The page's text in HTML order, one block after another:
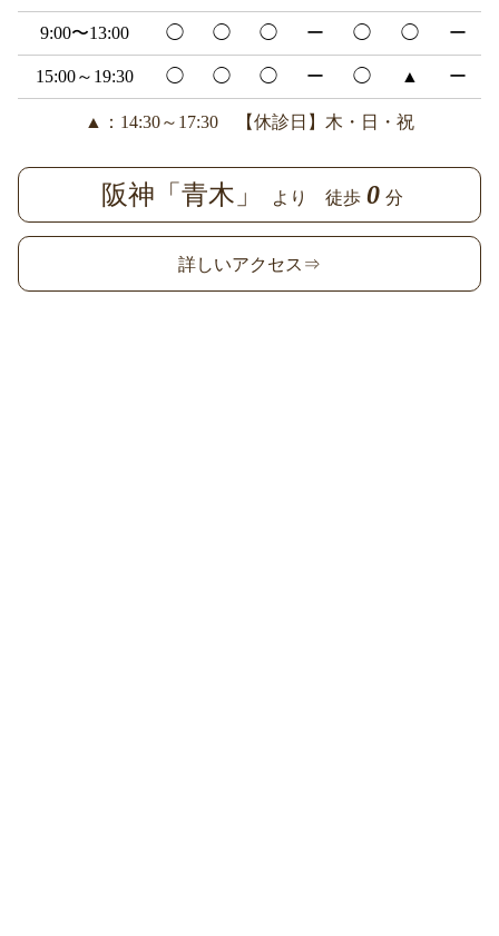
9:00〜13:00 ◯ ◯ ◯ ー ◯ ◯ ー
15:00～19:30 ◯ ◯ ◯ ー ◯ ▲ ー
▲：14:30～17:30 【休診日】木・日・祝
阪神「青木」 より 徒歩 0 分
詳しいアクセス⇒